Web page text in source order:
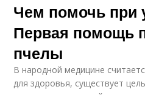
Чем помочь при
Первая помощь
пчелы
В народной медицине
для здоровья, существует